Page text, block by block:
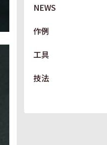
NEWS
作例
工具
技法